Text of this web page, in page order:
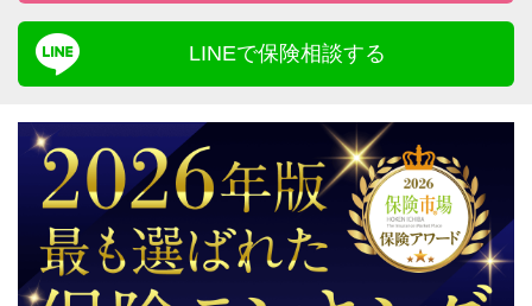
LINEで保険相談する